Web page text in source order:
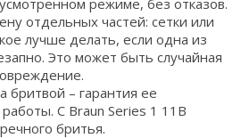
режиме, без отказов.
отдельных частей: сетки или
лучше делать, если одна из
Это может быть случайная
бритвой – гарантия ее
С Braun Series 1 11В
бритья.